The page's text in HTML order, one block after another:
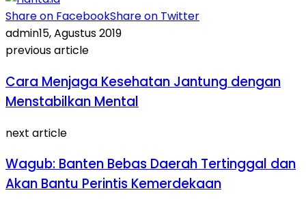
Share on FacebookShare on Twitter
admin15, Agustus 2019
previous article
Cara Menjaga Kesehatan Jantung dengan
Menstabilkan Mental
next article
Wagub: Banten Bebas Daerah Tertinggal dan
Akan Bantu Perintis Kemerdekaan